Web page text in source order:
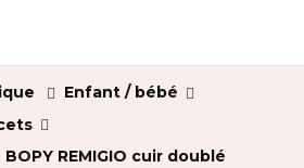
Enfant / bébé
REMIGIO cuir doublé